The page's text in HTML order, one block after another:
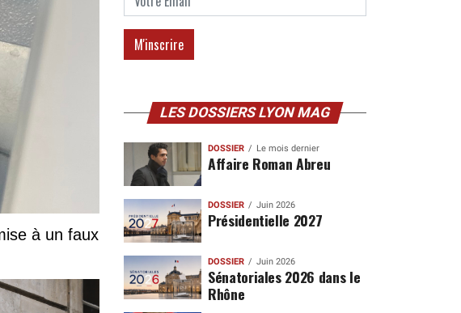
à un faux
LES DOSSIERS LYON MAG
DOSSIER Le mois dernier
Affaire Roman Abreu
DOSSIER Juin 2026
Présidentielle 2027
DOSSIER Juin 2026
Sénatoriales 2026 dans le
Rhône